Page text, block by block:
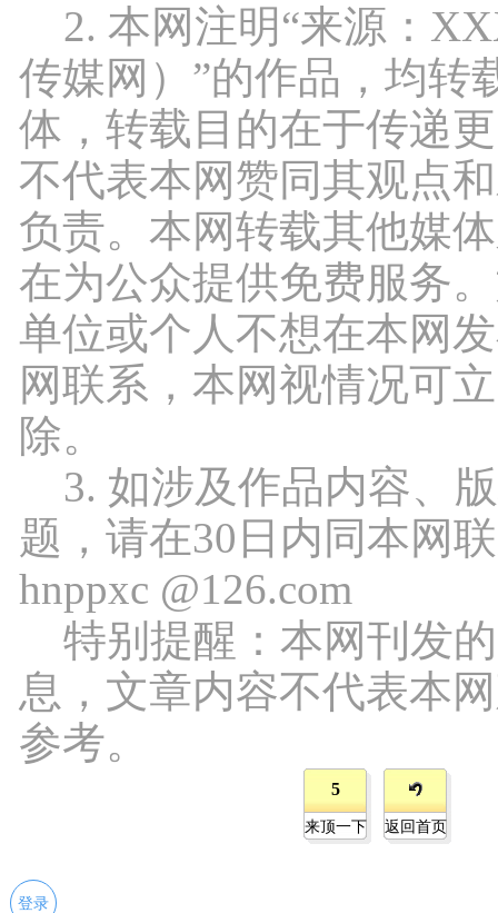
2. 本网注明“来源：
传媒网）”的作品，均转
体，转载目的在于传递
不代表本网赞同其观点
负责。本网转载其他媒
在为公众提供免费服务
单位或个人不想在本网
网联系，本网视情况可
除。
3. 如涉及作品内容、
题，请在30日内同本网
hnppxc @126.com
特别提醒：本网刊发
息，文章内容不代表本
参考。
5
来顶一下 返回首页
登录